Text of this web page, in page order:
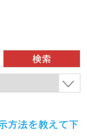
方法を教えて下